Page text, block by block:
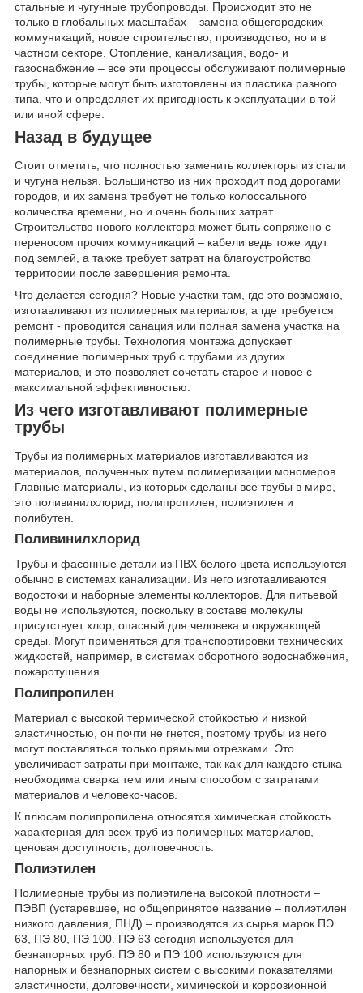
стальные и чугунные трубопроводы. Происходит это не
только в глобальных масштабах – замена общегородских
коммуникаций, новое строительство, производство, но и в
частном секторе. Отопление, канализация, водо- и
газоснабжение – все эти процессы обслуживают полимерные
трубы, которые могут быть изготовлены из пластика разного
типа, что и определяет их пригодность к эксплуатации в той
или иной сфере.
Назад в будущее
Стоит отметить, что полностью заменить коллекторы из стали
и чугуна нельзя. Большинство из них проходит под дорогами
городов, и их замена требует не только колоссального
количества времени, но и очень больших затрат.
Строительство нового коллектора может быть сопряжено с
переносом прочих коммуникаций – кабели ведь тоже идут
под землей, а также требует затрат на благоустройство
территории после завершения ремонта.
Что делается сегодня? Новые участки там, где это возможно,
изготавливают из полимерных материалов, а где требуется
ремонт - проводится санация или полная замена участка на
полимерные трубы. Технология монтажа допускает
соединение полимерных труб с трубами из других
материалов, и это позволяет сочетать старое и новое с
максимальной эффективностью.
Из чего изготавливают полимерные
трубы
Трубы из полимерных материалов изготавливаются из
материалов, полученных путем полимеризации мономеров.
Главные материалы, из которых сделаны все трубы в мире,
это поливинилхлорид, полипропилен, полиэтилен и
полибутен.
Поливинилхлорид
Трубы и фасонные детали из ПВХ белого цвета используются
обычно в системах канализации. Из него изготавливаются
водостоки и наборные элементы коллекторов. Для питьевой
воды не используются, поскольку в составе молекулы
присутствует хлор, опасный для человека и окружающей
среды. Могут применяться для транспортировки технических
жидкостей, например, в системах оборотного водоснабжения,
пожаротушения.
Полипропилен
Материал с высокой термической стойкостью и низкой
эластичностью, он почти не гнется, поэтому трубы из него
могут поставляться только прямыми отрезками. Это
увеличивает затраты при монтаже, так как для каждого стыка
необходима сварка тем или иным способом с затратами
материалов и человеко-часов.
К плюсам полипропилена относятся химическая стойкость
характерная для всех труб из полимерных материалов,
ценовая доступность, долговечность.
Полиэтилен
Полимерные трубы из полиэтилена высокой плотности –
ПЭВП (устаревшее, но общепринятое название – полиэтилен
низкого давления, ПНД) – производятся из сырья марок ПЭ
63, ПЭ 80, ПЭ 100. ПЭ 63 сегодня используется для
безнапорных труб. ПЭ 80 и ПЭ 100 используются для
напорных и безнапорных систем с высокими показателями
эластичности, долговечности, химической и коррозионной